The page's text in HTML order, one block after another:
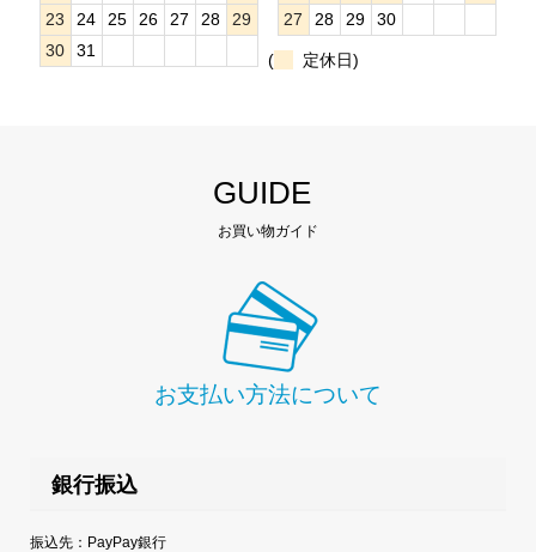
23
24 25 26 27 28
29
30
31
27
28 29 30
( 定休日)
GUIDE
お買い物ガイド
お支払い方法について
銀行振込
振込先：PayPay銀行